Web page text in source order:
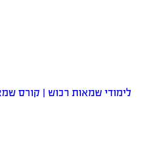
לימודי שמאות רכוש | קורס